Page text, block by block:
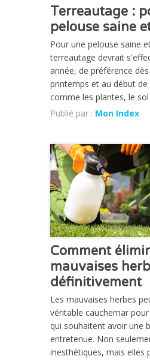
Terreautage :
pelouse saine
Pour une pelouse saine
terreautage devrait
année, de préférence
printemps et au début
comme les plantes, le sol
Publié par : Mon Index
CHRONIQUE
Comment
mauvaises
définitivement
Les mauvaises herbes
véritable cauchemar
qui souhaitent avoir une
entretenue. Non
inesthétiques, mais elles